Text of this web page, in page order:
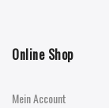
Online Shop
Mein Account